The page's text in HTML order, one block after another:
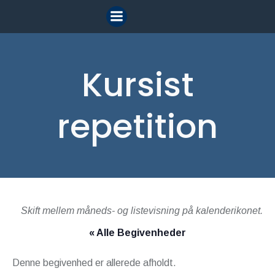
indhold
Kursist
repetition
Skift mellem måneds- og listevisning på kalenderikonet.
« Alle Begivenheder
Denne begivenhed er allerede afholdt.